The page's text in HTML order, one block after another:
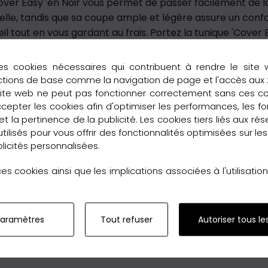
tandis que sa coupe ample et légère assure un
tout en vous gardant au frais. Portez la tunique
votre maillot de bain à la plage, sur un short en
entretenir, cette tunique en coton vous
exclusivité de la marque Alberto Cabale, reconnue
s'adapte à toutes les morphologies. Optez pour le
plage 'Cover Easy' en Noir sur AccessModa et
incontournable de la collection d'été Alberto
cookies nécessaires qui contribuent à rendre le site
de base comme la navigation de page et l'accès aux
web ne peut pas fonctionner correctement sans ces
les cookies afin d'optimiser les performances, les
la pertinence de la publicité. Les cookies tiers liés aux
pour vous offrir des fonctionnalités optimisées sur
personnalisées.
cookies ainsi que les implications associées à
Tout refuser Autoriser tous